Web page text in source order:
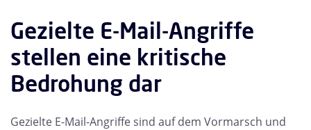
Gezielte E-Mail-Angriffe
stellen eine kritische
Bedrohung dar
Gezielte E-Mail-Angriffe sind auf dem Vormarsch und